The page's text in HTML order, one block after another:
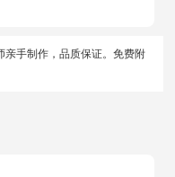
亲手制作，品质保证。免费附